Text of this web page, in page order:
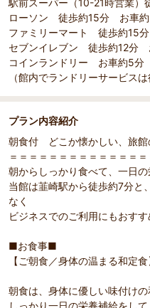
駅前スーパー（10-21時営業）
ローソン 徒歩約15分 お車
ファミリーマート 徒歩約15
セブンイレブン 徒歩約12分
コインランドリー お車約5分
（館内でランドリーサービス
プラン内容紹介
朝食付 どこか懐かしい、旅館
＝＝＝＝＝＝＝＝＝＝＝＝＝＝
朝からしっかり食べて、一日
当館は韮崎駅から徒歩約7分と
なく
ビジネスでのご利用にもおすす
■お食事■
【ご朝食／身体の温まる和定
朝食は、身体に優しい味付けの